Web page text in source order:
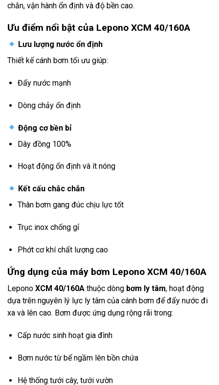
chắn, vận hành ổn định và độ bền cao.
Ưu điểm nổi bật của Lepono XCM 40/160A
Lưu lượng nước ổn định
Thiết kế cánh bơm tối ưu giúp:
Đẩy nước mạnh
Dòng chảy ổn định
Động cơ bền bỉ
Dây đồng 100%
Hoạt động ổn định và ít nóng
Kết cấu chắc chắn
Thân bơm gang đúc chịu lực tốt
Trục inox chống gỉ
Phớt cơ khí chất lượng cao
Ứng dụng của máy bơm Lepono XCM 40/160A
Lepono XCM 40/160A thuộc dòng bơm ly tâm, hoạt động
dựa trên nguyên lý lực ly tâm của cánh bơm để đẩy nước đi
xa và lên cao. Bơm được ứng dụng rộng rãi trong:
Cấp nước sinh hoạt gia đình
Bơm nước từ bể ngầm lên bồn chứa
Hệ thống tưới cây, tưới vườn